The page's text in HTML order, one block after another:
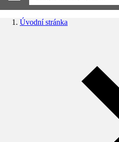
Úvodní stránka